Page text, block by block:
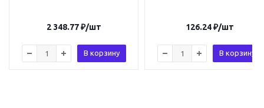
2 348.77₽/шт
В корзину
126.24₽/шт
В корзину